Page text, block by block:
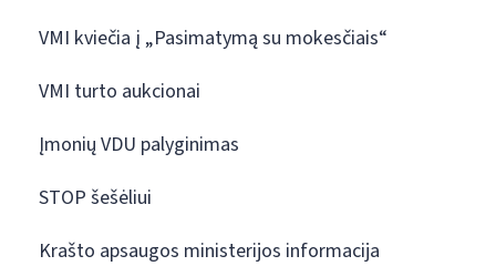
VMI kviečia į „Pasimatymą su mokesčiais“
VMI turto aukcionai
Įmonių VDU palyginimas
STOP šešėliui
Krašto apsaugos ministerijos informacija